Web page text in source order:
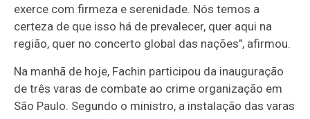
exerce com firmeza e serenidade. Nós temos a
certeza de que isso há de prevalecer, quer aqui na
região, quer no concerto global das nações", afirmou.
Na manhã de hoje, Fachin participou da inauguração
de três varas de combate ao crime organização em
São Paulo. Segundo o ministro, a instalação das varas